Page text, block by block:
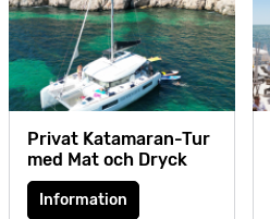
Privat Katamaran-Tur
med Mat och Dryck
Information